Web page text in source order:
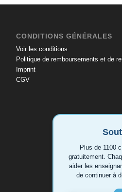
CONDITIONS GÉNÉRALES
Voir les conditions
Politique de remboursements et de
Imprint
CGV
Plus de 1100
gratuitement.
aider les
de continuer à